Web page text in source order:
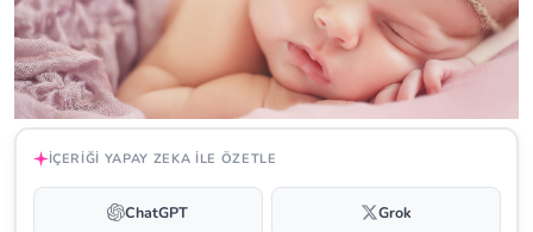
İÇERIĞI YAPAY ZEKA ILE ÖZETLE
ChatGPT Grok